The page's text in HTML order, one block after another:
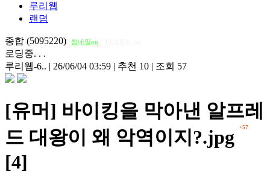
루리웹
랜덤
종합 (5095220) 썸네일on
로딩중. . .
루리웹-6.. | 26/06/04 03:59 | 추천 10 | 조회 57
[유머] 바이킹을 막아낸 알프레
드 대왕이 왜 악역이지?.jpg
+57
[4]